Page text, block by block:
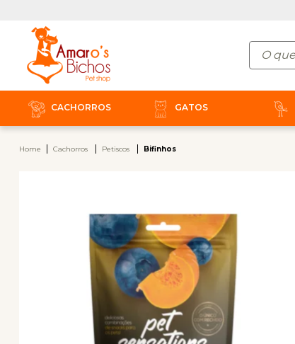
CACHORROS GATOS
Home Cachorros Petiscos Bifinhos